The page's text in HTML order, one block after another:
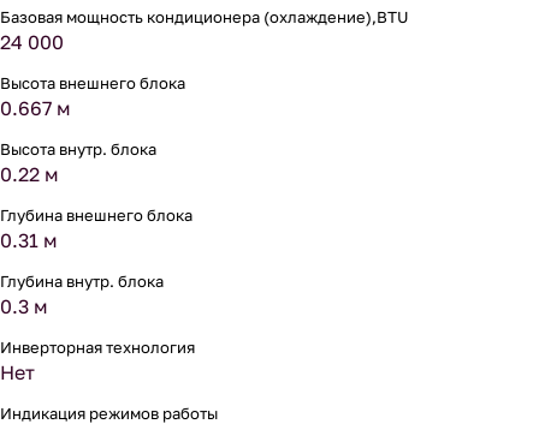
Базовая мощность кондиционера (охлаждение),BTU
24 000
Высота внешнего блока
0.667 м
Высота внутр. блока
0.22 м
Глубина внешнего блока
0.31 м
Глубина внутр. блока
0.3 м
Инверторная технология
Нет
Индикация режимов работы